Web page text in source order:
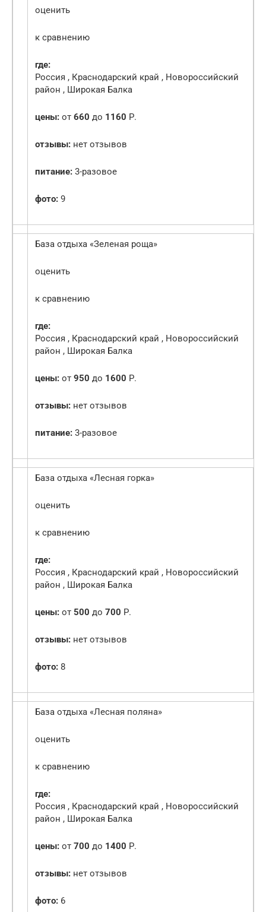
оценить
к сравнению
где:
Россия , Краснодарский край , Новороссийский
район , Широкая Балка
цены: от 660 до 1160 Р.
отзывы: нет отзывов
питание: 3-разовое
фото: 9
База отдыха «Зеленая роща»
оценить
к сравнению
где:
Россия , Краснодарский край , Новороссийский
район , Широкая Балка
цены: от 950 до 1600 Р.
отзывы: нет отзывов
питание: 3-разовое
База отдыха «Лесная горка»
оценить
к сравнению
где:
Россия , Краснодарский край , Новороссийский
район , Широкая Балка
цены: от 500 до 700 Р.
отзывы: нет отзывов
фото: 8
База отдыха «Лесная поляна»
оценить
к сравнению
где:
Россия , Краснодарский край , Новороссийский
район , Широкая Балка
цены: от 700 до 1400 Р.
отзывы: нет отзывов
фото: 6